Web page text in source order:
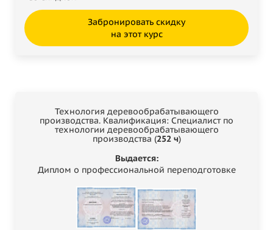
Забронировать скидку
на этот курс
Технология деревообрабатывающего
производства. Квалификация: Специалист по
технологии деревообрабатывающего
производства (252 ч)
Выдается:
Диплом о профессиональной переподготовке